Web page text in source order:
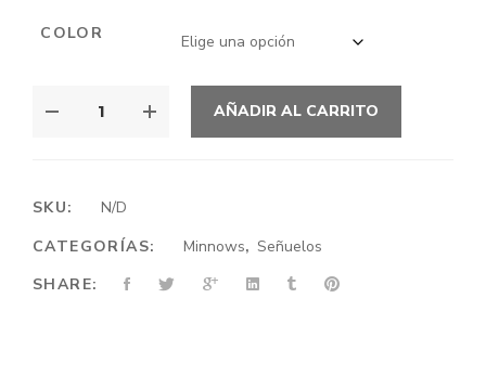
COLOR
160
CANTIDAD
AÑADIR AL CARRITO
SKU:
N/D
CATEGORÍAS:
Minnows, Señuelos
SHARE: